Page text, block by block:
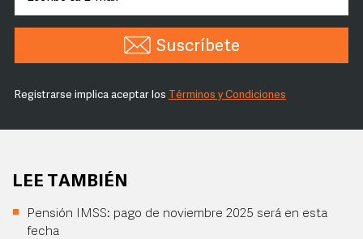
Suscríbete
Registrarse implica aceptar los Términos y Condiciones
LEE TAMBIÉN
Pensión IMSS: pago de noviembre 2025 será en esta
fecha